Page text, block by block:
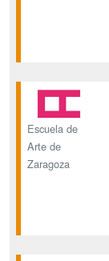
Escuela de
Arte de
Zaragoza